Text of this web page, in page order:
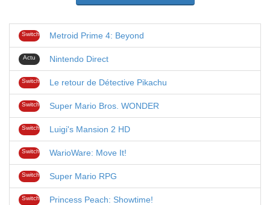
Switch Metroid Prime 4: Beyond
Actu Nintendo Direct
Switch Le retour de Détective Pikachu
Switch Super Mario Bros. WONDER
Switch Luigi's Mansion 2 HD
Switch WarioWare: Move It!
Switch Super Mario RPG
Switch Princess Peach: Showtime!